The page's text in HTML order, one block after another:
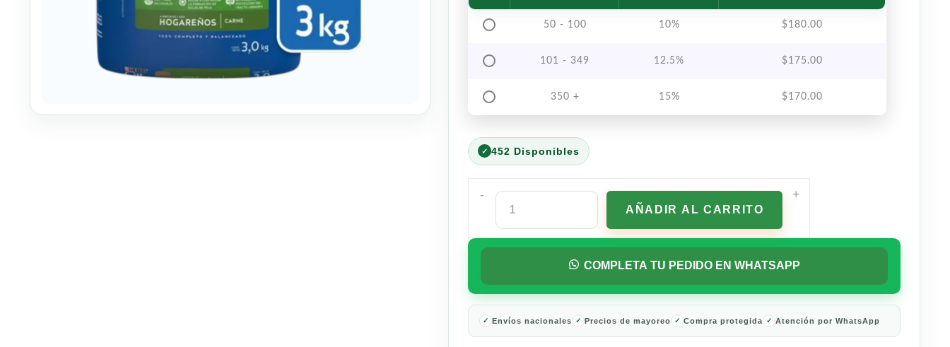
50 - 100 10% $180.00
101 - 349 12.5% $175.00
350 + 15% $170.00
452 Disponibles
-
Purina
Cat
Chow
Defense
Carne
3
Kg
cantidad
AÑADIR AL CARRITO
+
COMPLETA TU PEDIDO EN WHATSAPP
Envíos nacionales Precios de mayoreo Compra protegida Atención por WhatsApp